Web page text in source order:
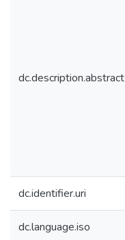
dc.description.abstract
dc.identifier.uri
dc.language.iso